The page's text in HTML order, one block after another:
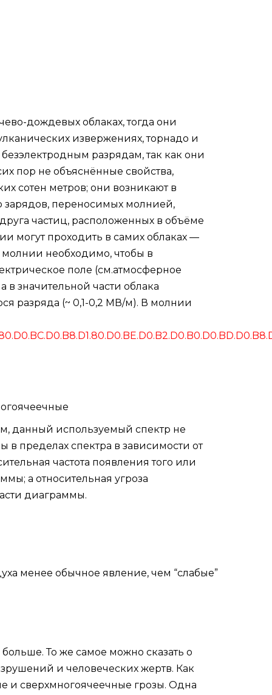
дождевых облаках, тогда они
извержениях,торнадо и
безэлектродным разрядам, так как они
пор не объяснённые свойства,
сотен метров; они возникают в
зарядов, переносимых молнией,
частиц, расположенных в объёме
могут проходить в самих облаках —
необходимо, чтобы в
поле (см.атмосферное
в значительной части облака
разряда (~ 0,1-0,2 МВ/м). В молнии
данный используемый спектр не
пределах спектра в зависимости от
частота появления того или
а относительная угроза
диаграммы.
менее обычное явление, чем “слабые”
То же самое можно сказать о
и человеческих жертв. Как
и сверхмногоячеечные грозы. Одна